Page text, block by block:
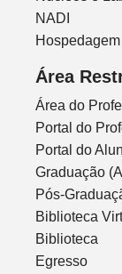
NADI
Área
Área do
Portal do
Portal do
Graduação
Pós-
Biblioteca
Biblioteca
Egresso